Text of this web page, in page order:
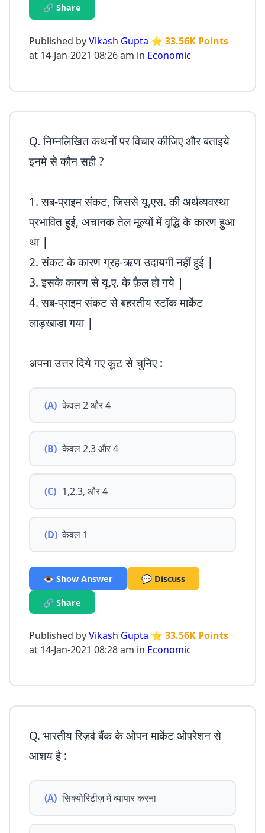
🔗 Share
Published byVikash Gupta ⭐ 33.56K Points
at 14-Jan-2021 08:26 am in Economic
Q. निम्नलिखित कथनों पर विचार कीजिए और बताइये
इनमे से कौन सही ?
1. सब-प्राइम संकट, जिससे यू.एस. की अर्थव्यवस्था
प्रभावित हुई, अचानक तेल मूल्यों में वृद्धि के कारण हुआ
था |
2. संकट के कारण ग्रह-ऋण उदायगी नहीं हुई |
3. इसके कारण से यू.ए. के फ़ैल हो गये |
4. सब-प्राइम संकट से बहरतीय स्टॉक मार्केट
लाड़खाडा गया |
अपना उत्तर दिये गए कूट से चुनिए :
(A) केवल 2 और 4
(B) केवल 2,3 और 4
(C) 1,2,3, और 4
(D) केवल 1
👁️ Show Answer 💬 Discuss
🔗 Share
Published byVikash Gupta ⭐ 33.56K Points
at 14-Jan-2021 08:28 am in Economic
Q. भारतीय रिज़र्व बैंक के ओपन मार्केट ओपरेशन से
आशय है :
(A) सिक्योरिटीज़ में व्यापार करना